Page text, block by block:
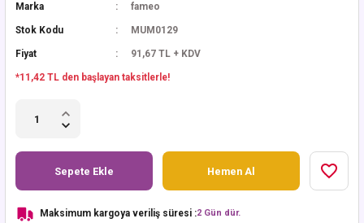
Marka fameo
Stok Kodu MUM0129
Fiyat 91,67 TL + KDV
*11,42 TL den başlayan taksitlerle!
Sepete Ekle Hemen Al
Maksimum kargoya veriliş süresi :2 Gün dür.